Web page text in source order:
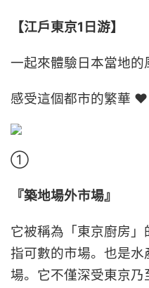
【江戶東京1日游】
一起來體驗日本當地的
感受這個都市的繁華 ❤️
①
『築地場外市場』
它被稱為「東京廚房
指可數的市場。也是
場。它不僅深受東京乃